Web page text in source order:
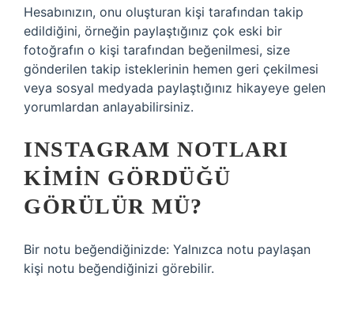
Hesabınızın, onu oluşturan kişi tarafından takip
edildiğini, örneğin paylaştığınız çok eski bir
fotoğrafın o kişi tarafından beğenilmesi, size
gönderilen takip isteklerinin hemen geri çekilmesi
veya sosyal medyada paylaştığınız hikayeye gelen
yorumlardan anlayabilirsiniz.
INSTAGRAM NOTLARI
KIMIN GÖRDÜĞÜ
GÖRÜLÜR MÜ?
Bir notu beğendiğinizde: Yalnızca notu paylaşan
kişi notu beğendiğinizi görebilir.